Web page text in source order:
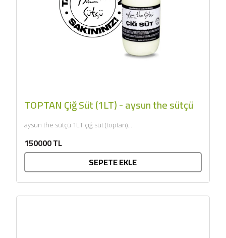
TOPTAN Çiğ Süt (1LT) - aysun the sütçü
aysun the sütçü 1LT çiğ süt (toptan)...
150000 TL
SEPETE EKLE
SEPETE EKLE